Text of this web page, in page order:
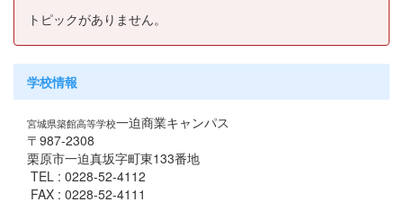
トピックがありません。
学校情報
宮城県築館高等学校一迫商業キャンパス
〒987-2308
栗原市一迫真坂字町東133番地
TEL : 0228-52-4112
FAX : 0228-52-4111